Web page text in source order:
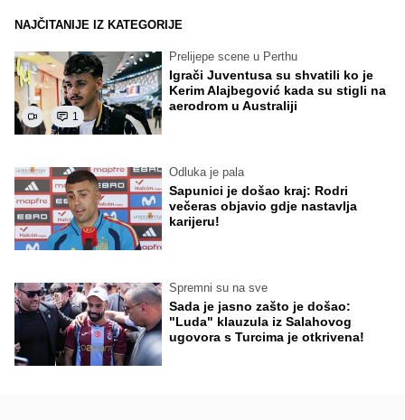
NAJČITANIJE IZ KATEGORIJE
1
Prelijepe scene u Perthu
Igrači Juventusa su shvatili ko je
Kerim Alajbegović kada su stigli na
aerodrom u Australiji
Odluka je pala
Sapunici je došao kraj: Rodri
večeras objavio gdje nastavlja
karijeru!
Spremni su na sve
Sada je jasno zašto je došao:
"Luda" klauzula iz Salahovog
ugovora s Turcima je otkrivena!